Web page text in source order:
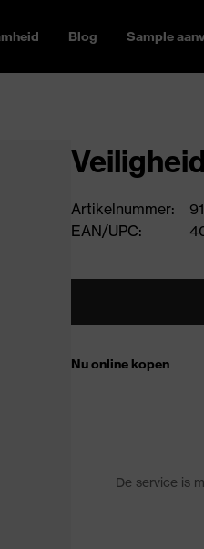
Blog Sample
Artikelnummer:
EAN/UPC: